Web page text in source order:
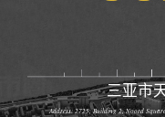
三亚市
Address: 2725, Building 2, Noord